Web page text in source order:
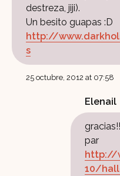
destreza, jiji).
Un besito guapas :D
http://
s
25 octubre, 2012 at 07:58
Elenail
par
http://
10/